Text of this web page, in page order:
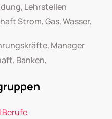
Lehrstellen
Strom, Gas, Wasser,
Manager
Banken,
Berufe